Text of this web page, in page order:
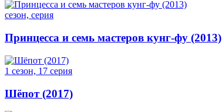
сезон, серия
Принцесса и семь мастеров кунг-фу (2013)
1 сезон, 17 серия
Шёпот (2017)